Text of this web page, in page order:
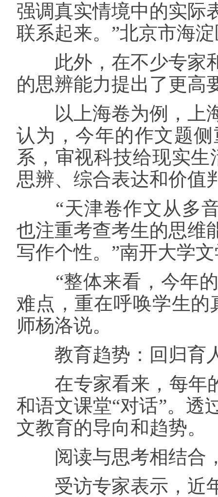
强调真实情境中的实际
联系起来。”北京市海
此外，在不少专家和
的思辨能力提出了更高
以上海卷为例，上海
认为，今年的作文题
系，审视科技给现实
思辨、综合表达和价值
“天津卷作文从多音
也注重考查考生的思维
写作个性。”南开大学
“整体来看，今年的
难点，重在呼唤学生
师杨洛说。
教育趋势：回归育
在专家看来，每年的
和语文课堂“对话”。透
文教育的导向和趋势。
阅读与思考相结合
受访专家表示，近年